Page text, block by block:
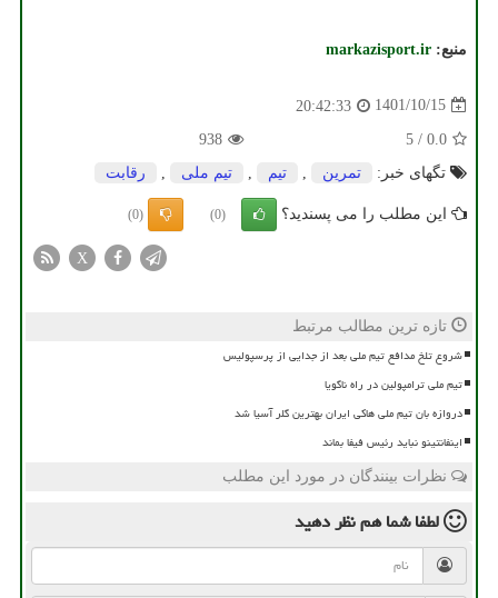
منبع: markazisport.ir
1401/10/15
20:42:33
0.0
/
5
938
تگهای خبر:
تمرین تیم تیم ملی رقابت
این مطلب را می پسندید؟ (0)
(0)
X
تازه ترین مطالب مرتبط
شروع تلخ مدافع تیم ملی بعد از جدایی از پرسپولیس
تیم ملی ترامپولین در راه ناگویا
دروازه بان تیم ملی هاکی ایران بهترین گلر آسیا شد
اینفانتینو نباید رئیس فیفا بماند
نظرات بینندگان در مورد این مطلب
لطفا شما همنظر دهید